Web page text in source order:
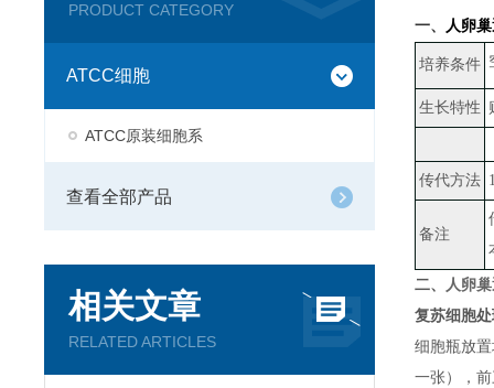
PRODUCT CATEGORY
ATCC细胞
ATCC原装细胞系
查看全部产品
相关文章
RELATED ARTICLES
一、 人卵
培养条件
生长特性
传代方法
备注
二、
人卵
复苏细胞
细胞瓶放
一张）
，